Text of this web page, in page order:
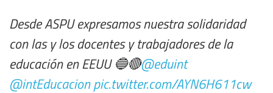
Desde ASPU expresamos nuestra solidaridad
con las y los docentes y trabajadores de la
educación en EEUU 🔵🔴@eduint
@intEducacion pic.twitter.com/AYN6H611cw